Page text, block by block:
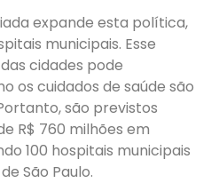
expande esta política,
municipais. Esse
cidades pode
os cuidados de saúde são
são previstos
R$ 760 milhões em
100 hospitais municipais
São Paulo.